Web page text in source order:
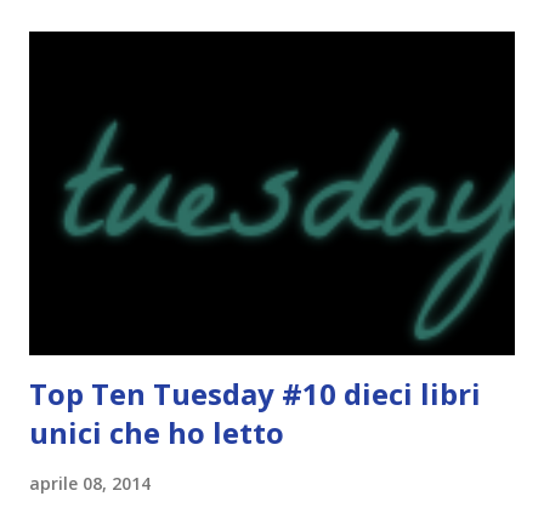
colori del blu, Amy Harmon ★ ★ ★ ★ Sapete il mio
rapporto con gli ya. Questo stranamente mi è piaciuto
molto. Mi è piaciuta la protagonista, la sua crescita, il suo
rapporto con il professor Wilson che cresce piano piano.
Tahereh Mafi ★ ★ ★ ★ ★ Ho già scritto una recensi...
Top Ten Tuesday #10 dieci libri
unici che ho letto
aprile 08, 2014